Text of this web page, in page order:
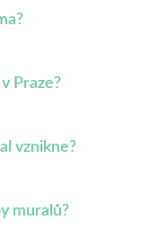
Praze?
vznikne?
muralů?